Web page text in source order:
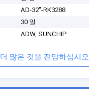
AD-32"-RK3288
30 일
ADW, SUNCHIP
더 많은 것을 전망하십시오